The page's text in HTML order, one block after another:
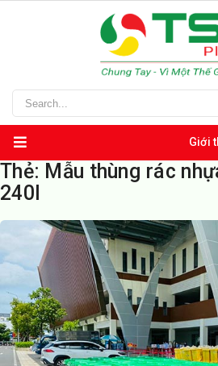
Giới
Thẻ: Mẫu thùng rác
240l